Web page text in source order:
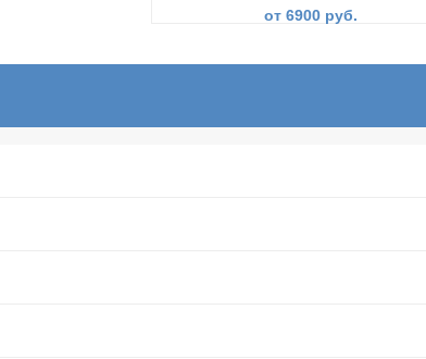
от 6900 руб.